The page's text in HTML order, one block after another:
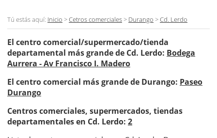
Tú estás aquí: Inicio >Cetros comerciales> Durango >Cd. Lerdo
El centro comercial/supermercado/tienda
departamental más grande de Cd. Lerdo: Bodega
Aurrera - Av Francisco I. Madero
El centro comercial más grande de Durango: Paseo
Durango
Centros comerciales, supermercados, tiendas
departamentales en Cd. Lerdo: 2